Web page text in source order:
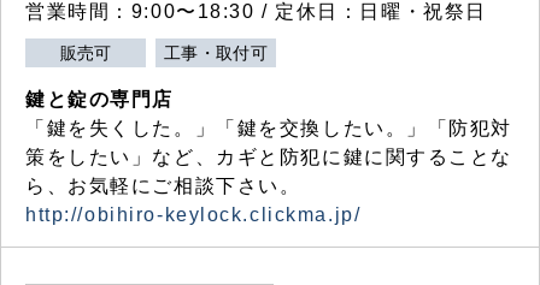
営業時間：9:00〜18:30 / 定休日：日曜・祝祭日
販売可 工事・取付可
鍵と錠の専門店
「鍵を失くした。」「鍵を交換したい。」「防犯対
策をしたい」など、カギと防犯に鍵に関することな
ら、お気軽にご相談下さい。
http://obihiro-keylock.clickma.jp/